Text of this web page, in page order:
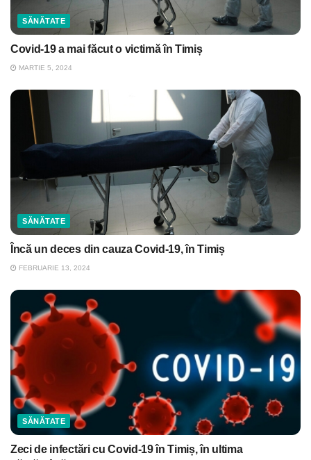
SĂNĂTATE
Covid-19 a mai făcut o victimă în Timiș
MARTIE 5, 2024
SĂNĂTATE
Încă un deces din cauza Covid-19, în Timiș
FEBRUARIE 13, 2024
SĂNĂTATE
Zeci de infectări cu Covid-19 în Timiș, în ultima